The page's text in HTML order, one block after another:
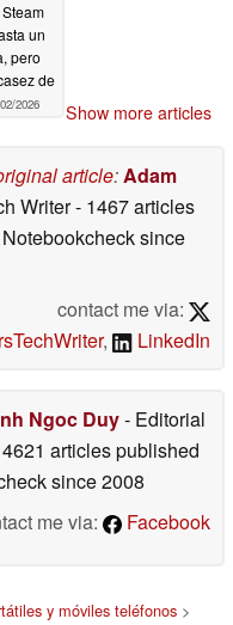
un
pero
de
2026 Show more articles
article:Adam
Writer- 1467 articles
since
contact me via:
, LinkedIn
Ngoc Duy- Editorial
articles published
since 2008
me via:
Facebook
y móviles teléfonos >